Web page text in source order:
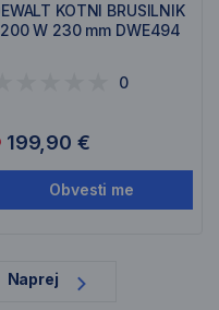
KOTNI BRUSILNIK
W 230 mm DWE494
0
199,90 €
Obvesti me
Naprej